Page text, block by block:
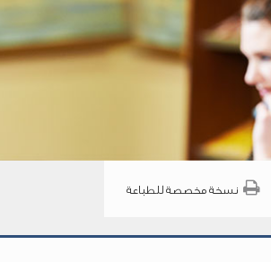
نسخة مخصصة للطباعة